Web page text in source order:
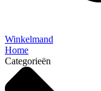
Winkelmand
Home
Categorieën